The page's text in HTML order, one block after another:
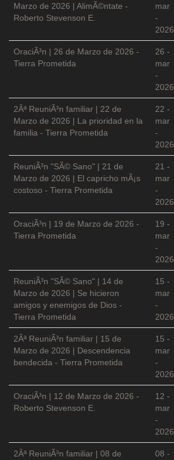
Marzo de 2026 | AlimÃ©ntate -
Roberto Stevenson E.
mar
-
2026
OraciÃ³n | 26 de Marzo de 2026 -
Tierra Prometida
26 -
mar
-
2026
2Âª ReuniÃ³n familiar | 22 de
Marzo de 2026 | La prioridad en la
familia - Tierra Prometida
22 -
mar
-
2026
ReuniÃ³n "SÃ© Sano" | 21 de
Marzo de 2026 | El capricho mÃ¡s
costoso - Tierra Prometida
21 -
mar
-
2026
OraciÃ³n | 19 de Marzo de 2026 -
Tierra Prometida
19 -
mar
-
2026
ReuniÃ³n "SÃ© Sano" | 14 de
Marzo de 2026 | Se hicieron
amigos y enemigos de Dios -
Tierra Prometida
15 -
mar
-
2026
2Âª ReuniÃ³n familiar | 15 de
Marzo de 2026 | Descendencia
bendecida - Tierra Prometida
15 -
mar
-
2026
OraciÃ³n | 12 de Marzo de 2026 -
Roberto Stevenson E.
12 -
mar
-
2026
2Âª ReuniÃ³n familiar | 08 de
08 -